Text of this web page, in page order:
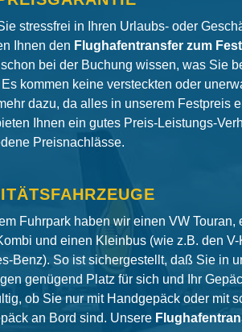
stressfrei in Ihren Urlaubs- oder
Ihnen den Flughafentransfer zum
bei der Buchung wissen, was Sie
kommen keine versteckten oder
dazu, da alles in unserem Festpreis
Ihnen ein gutes Preis-Leistungs-
Preisnachlässe.
Fuhrpark haben wir einen VW Touran,
und einen Kleinbus (wie z.B. den
Benz). So ist sichergestellt, daß Sie in
genügend Platz für sich und Ihr
ob Sie nur mit Handgepäck oder mit
an Bord sind. Unsere